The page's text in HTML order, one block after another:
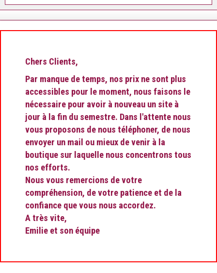
Chers Clients,
Par manque de temps, nos prix ne sont plus
accessibles pour le moment, nous faisons le
nécessaire pour avoir à nouveau un site à
jour à la fin du semestre. Dans l'attente nous
vous proposons de nous téléphoner, de nous
envoyer un mail ou mieux de venir à la
boutique sur laquelle nous concentrons tous
nos efforts.
Nous vous remercions de votre
compréhension, de votre patience et de la
confiance que vous nous accordez.
A très vite,
Emilie et son équipe